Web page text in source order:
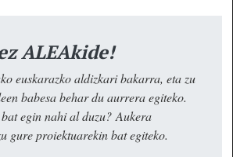
ALEAkide!
euskarazko aldizkari bakarra, eta zu
babesa behar du aurrera egiteko.
egin nahi al duzu? Aukera
gure proiektuarekin bat egiteko.